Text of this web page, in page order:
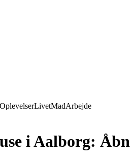
OplevelserLivetMadArbejde
i Aalborg: